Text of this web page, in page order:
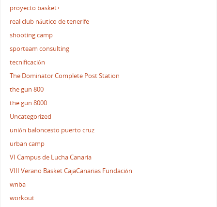
proyecto basket+
real club náutico de tenerife
shooting camp
sporteam consulting
tecnificación
The Dominator Complete Post Station
the gun 800
the gun 8000
Uncategorized
unión baloncesto puerto cruz
urban camp
VI Campus de Lucha Canaria
VIII Verano Basket CajaCanarias Fundación
wnba
workout